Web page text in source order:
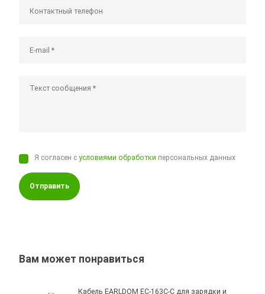
Я согласен сусловиями обработки персональных данных
Отправить
Вам может понравиться
Кабель EARLDOM EC-163C-C для зарядки и